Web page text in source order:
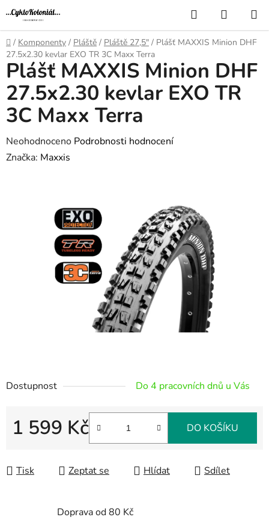
Přejít
na
obsah
Hledat
KOŠÍK
Domů
/ Komponenty / Pláště / Pláště 27,5" / Plášť MAXXIS Minion DHF
27.5x2.30 kevlar EXO TR 3C Maxx Terra
Dostupnost Do 4 pracovních dnů u Vás
1 599 Kč DO KOŠÍKU
Tisk Zeptat se Hlídat Sdílet
Plášť MAXXIS Minion DHF
27.5x2.30 kevlar EXO TR
3C Maxx Terra
Průměrné
hodnocení
Neohodnoceno Podrobnosti hodnocení
Značka: Maxxis
Doprava od 80 Kč